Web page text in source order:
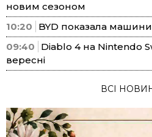
новим сезоном
10:20
BYD показала машини
09:40
Diablo 4 на Nintendo
вересні
ВСІ